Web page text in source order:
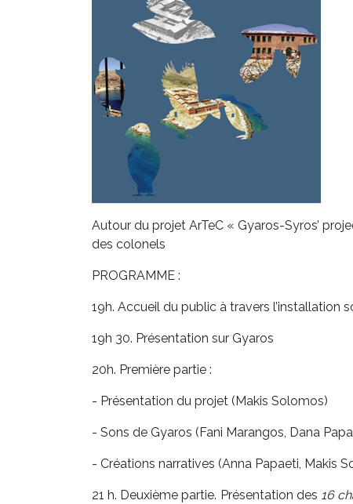
Autour du projet ArTeC « Gyaros-Syros’
des colonels
PROGRAMME :
19h. Accueil du public à travers l’installation
19h 30. Présentation sur Gyaros
20h. Première partie :
- Présentation du projet (Makis Solomos)
- Sons de Gyaros (Fani Marangos, Dana
- Créations narratives (Anna Papaeti, Makis
21 h. Deuxième partie. Présentation des 16